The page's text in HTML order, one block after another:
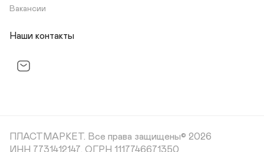
Вакансии
Наши контакты
ПЛАСТМАРКЕТ. Все права защищены© 2026
ИНН 7731412147, ОГРН 1117746671350